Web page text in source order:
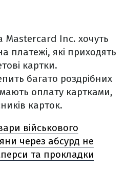
Mastercard Inc. хочуть
платежі, які приходять
картки.
багато роздрібних
оплату картками,
карток.
військового
через абсурд не
та прокладки